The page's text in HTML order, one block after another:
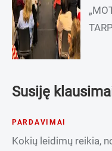
Susiję
PARDAVIMAI
Kokių leidimų reikia,